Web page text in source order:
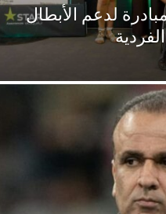
لدعم الأبطال